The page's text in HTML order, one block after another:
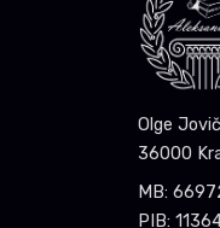
Olge
36000
MB:
PIB: